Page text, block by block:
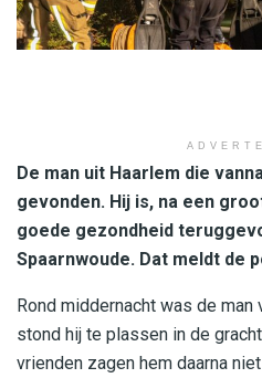
De man uit Haarlem die
gevonden. Hij is, na een
goede gezondheid
Spaarnwoude. Dat meldt de
Rond middernacht was de
stond hij te plassen in de
vrienden zagen hem daarna